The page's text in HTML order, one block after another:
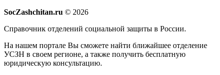
SocZashchitan.ru © 2026
Справочник отделений социальной защиты в России.
На нашем портале Вы сможете найти ближайшее отделение
УСЗН в своем регионе, а также получить бесплатную
юридическую консультацию.